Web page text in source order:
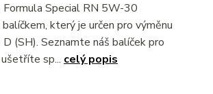
Special RN 5W-30
který je určen pro výměnu
(SH). Seznamte náš balíček pro
sp... celý popis